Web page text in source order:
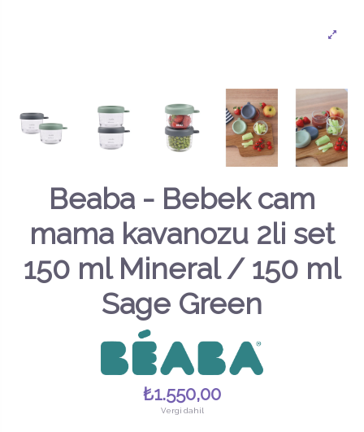
Beaba - Bebek cam
mama kavanozu 2li set
150 ml Mineral / 150 ml
Sage Green
₺1.550,00
Vergi dahil